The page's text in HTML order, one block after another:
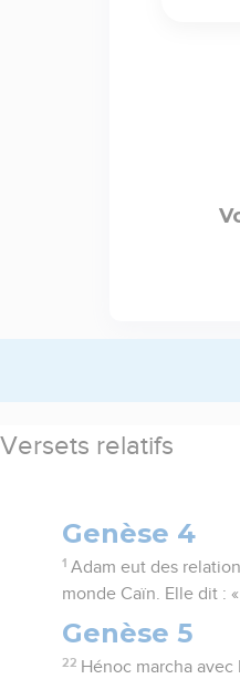
Versets relatifs
Genèse 4
1 Adam eut des
monde Caïn. Elle dit :
Genèse 5
22 Hénoc marcha